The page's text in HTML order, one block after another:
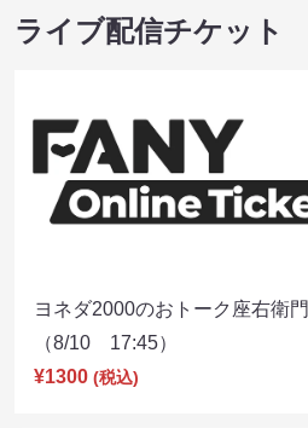
ライブ配信チケット
ヨネダ2000のおトーク座右衛門
（8/10 17:45）
¥1300 (税込)